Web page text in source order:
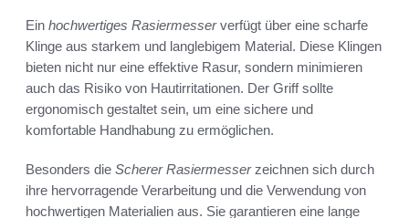
Ein hochwertiges Rasiermesserverfügt über eine scharfe
Klinge aus starkem und langlebigem Material. Diese Klingen
bieten nicht nur eine effektive Rasur, sondern minimieren
auch das Risiko von Hautirritationen. Der Griff sollte
ergonomisch gestaltet sein, um eine sichere und
komfortable Handhabung zu ermöglichen.
Besonders die Scherer Rasiermesserzeichnen sich durch
ihre hervorragende Verarbeitung und die Verwendung von
hochwertigen Materialien aus. Sie garantieren eine lange